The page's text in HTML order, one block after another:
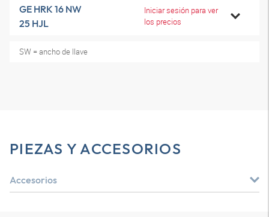
GE HRK 16 NW
25 HJL
Iniciar sesión para ver
los precios
SW = ancho de llave
PIEZAS Y ACCESORIOS
Accesorios